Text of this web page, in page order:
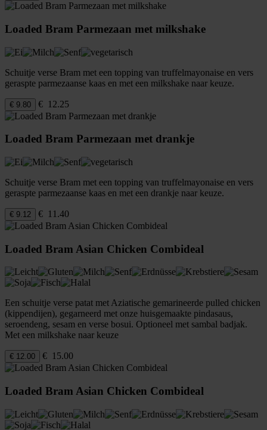
Loaded Bram Parmezaan met milkshake
Schuitje verse Bram met een topping van truffelmayonaise en vers
geraspte parmezaanse kaas en met een milkshake naar keuze.
€ 9.80 € 12.25
Loaded Bram Parmezaan met drankje
Schuitje verse Bram met een topping van truffelmayonaise en vers
geraspte parmezaanse kaas en met een drankje naar keuze.
€ 9.12 € 11.40
Loaded Bram Asian Chicken Combideal
Een schuitje verse patat met Aziatische gemarineerde pulled chicken
(kippendijen), gegarneerd met onze huisgemaakte pindasaus,
seroendeng, sesam en verse bosui. Optioneel met sambal badjak.
Met een milkshake naar keuze
€ 12.00 € 15.00
Loaded Bram Asian Chicken Combideal